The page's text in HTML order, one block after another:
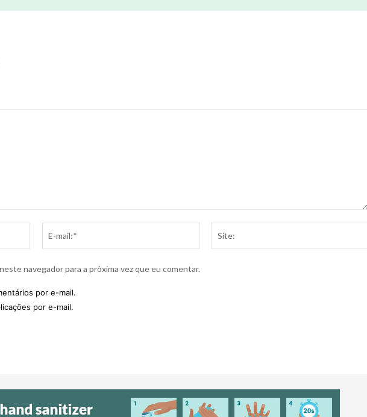
mail:*
navegador para a próxima vez que eu comentar.
por e-mail.
por e-mail.